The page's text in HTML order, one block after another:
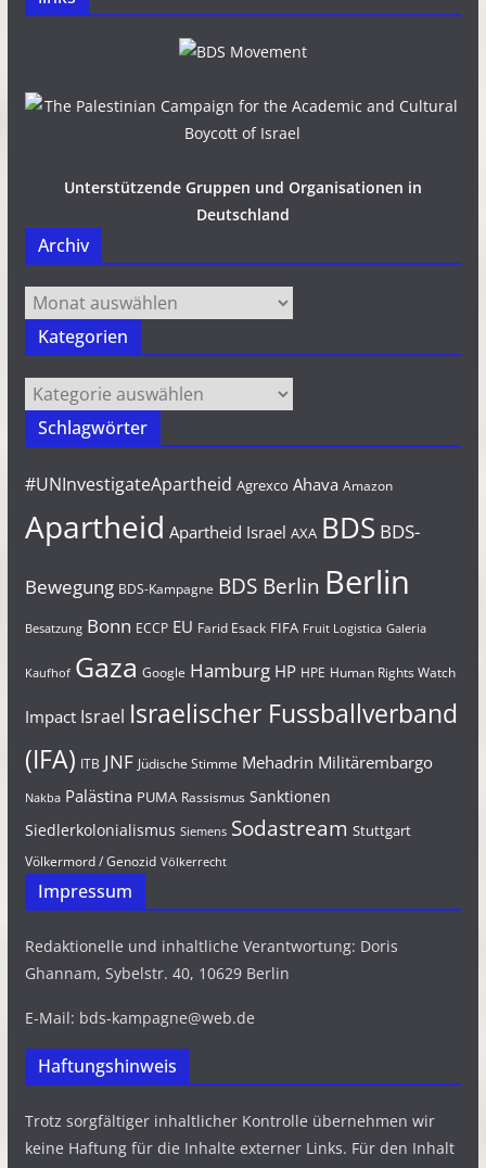
Unterstützende Gruppen und Organisationen in
Deutschland
Archiv
Archiv
Kategorien
Kategorien
Schlagwörter
#UNInvestigateApartheid Agrexco Ahava Amazon
Apartheid Apartheid Israel AXA BDS BDS-
Bewegung BDS-Kampagne BDS Berlin Berlin
Besatzung Bonn ECCP EU Farid Esack FIFA Fruit Logistica Galeria
Kaufhof Gaza Google Hamburg HP HPE Human Rights Watch
Impact Israel Israelischer Fussballverband
(IFA) ITB JNF Jüdische Stimme Mehadrin Militärembargo
Nakba Palästina PUMA Rassismus Sanktionen
Siedlerkolonialismus Siemens Sodastream Stuttgart
Völkermord / Genozid Völkerrecht
Impressum
Redaktionelle und inhaltliche Verantwortung: Doris
Ghannam, Sybelstr. 40, 10629 Berlin
E-Mail: bds-kampagne@web.de
Haftungshinweis
Trotz sorgfältiger inhaltlicher Kontrolle übernehmen wir
keine Haftung für die Inhalte externer Links. Für den Inhalt